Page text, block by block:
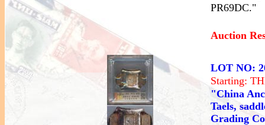
PR69DC."
Auction
LOT NO:
Starting:
"China
Taels,
Grading